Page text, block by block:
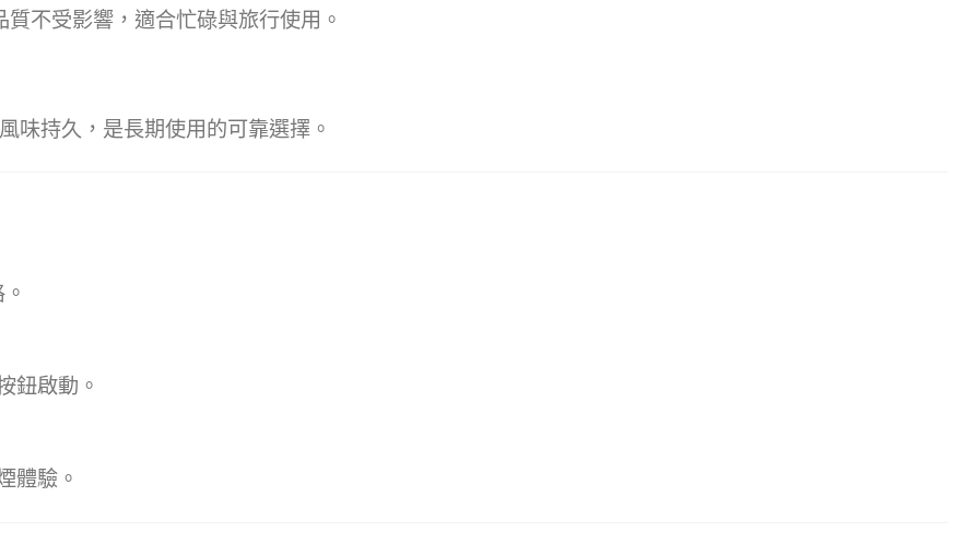
不受影響，適合忙碌與旅行使用。
味持久，是長期使用的可靠選擇。
鈕啟動。
體驗。